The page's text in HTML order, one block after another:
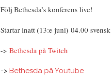
Följ Bethesda’s konferens live!
Startar inatt (13:e juni) 04.00
-> Bethesda på Twitch
-> Bethesda på Youtube